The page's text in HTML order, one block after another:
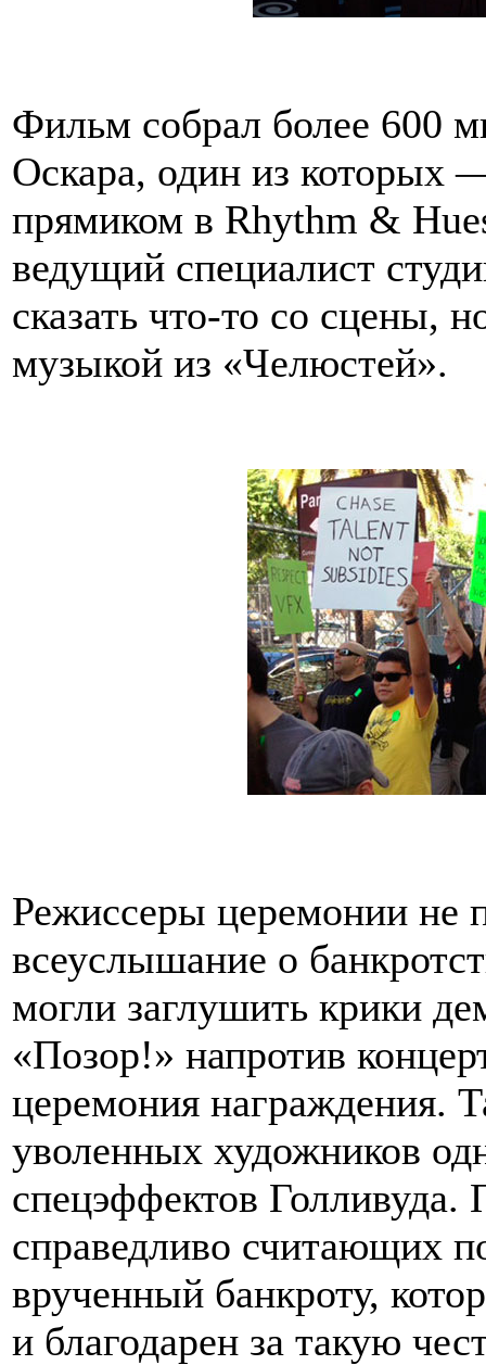
Фильм собрал более 600
Оскара, один из которых
прямиком в Rhythm &
ведущий специалист
сказать что-то со сцены,
музыкой из «Челюстей».
Режиссеры церемонии не
всеуслышание о
могли заглушить крики
«Позор!» напротив
церемония награждения.
уволенных художников
спецэффектов Голливуда.
справедливо считающих
врученный банкроту,
и благодарен за такую